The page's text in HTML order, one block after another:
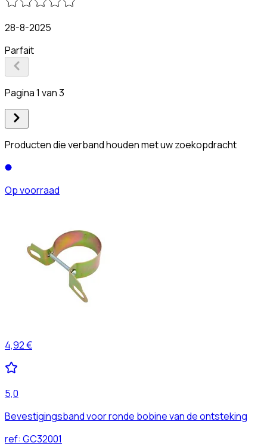
28-8-2025
Parfait
Pagina 1 van 3
Producten die verband houden met uw zoekopdracht
Op voorraad
4,92 €
5,0
Bevestigingsband voor ronde bobine van de ontsteking
ref: GC32001